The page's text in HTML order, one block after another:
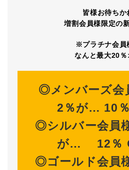
皆様お待ちか
増割会員様限定の
※プラチナ会員
なんと最大20％
◎メンバーズ会
2％が… 10％
◎シルバー会員
が… 12％
◎ゴールド会員